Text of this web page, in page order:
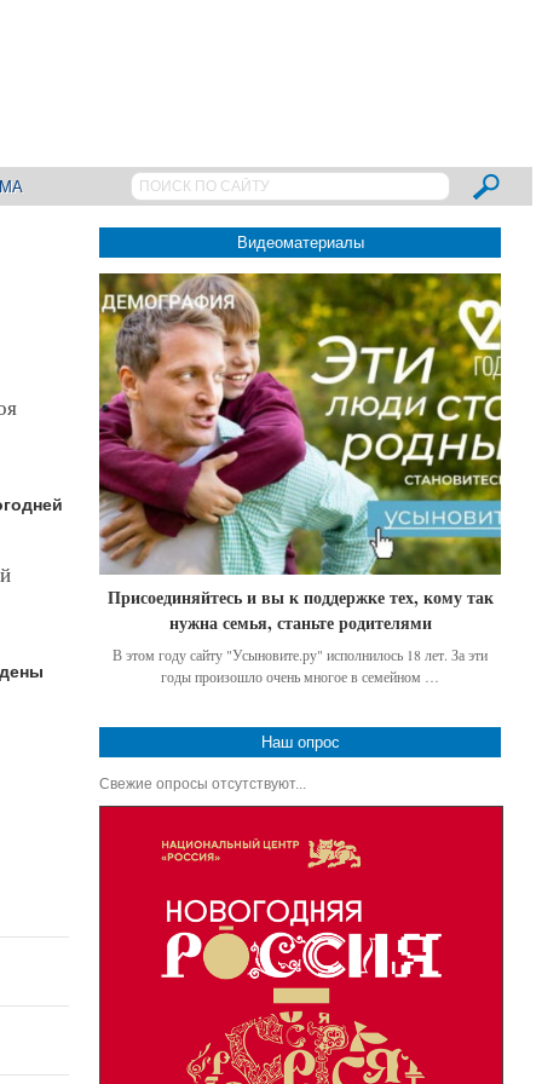
Видеоматериалы
Присоединяйтесь и вы к поддержке тех, кому так
нужна семья, станьте родителями
В этом году сайту "Усыновите.ру" исполнилось 18 лет. За эти
годы произошло очень многое в семейном …
Наш опрос
Свежие опросы отсутствуют...